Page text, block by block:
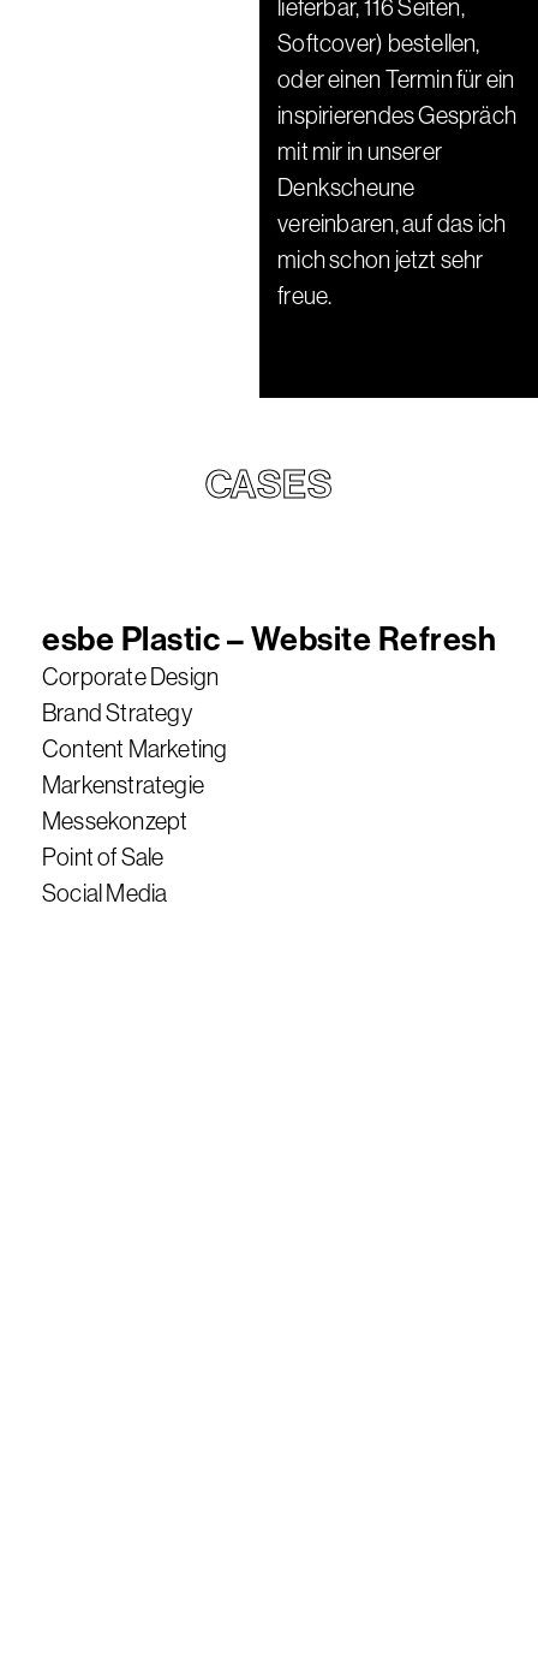
lieferbar, 116 Seiten,
Softcover) bestellen,
oder einen Termin für ein
inspirierendes Gespräch
mit mir in unserer
Denkscheune
vereinbaren, auf das ich
mich schon jetzt sehr
freue.
CASES
esbe Plastic – Website Refresh
Corporate Design
Brand Strategy
Content Marketing
Markenstrategie
Messekonzept
Point of Sale
Social Media